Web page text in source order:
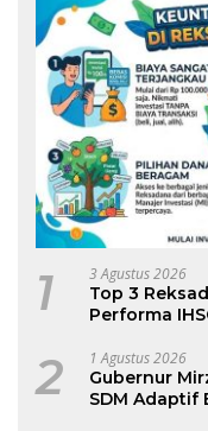
1 3 Agustus 2026
Top 3
Performa
2 1 Agustus 2026
Gubernur
SDM Adaptif